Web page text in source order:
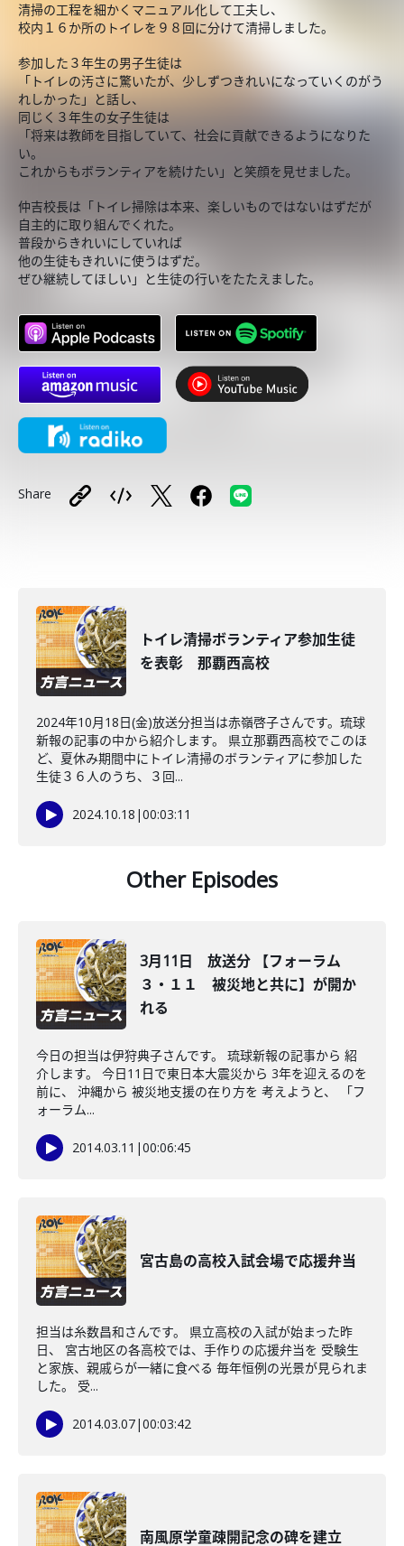
清掃の工程を細かくマニュアル化して工夫し、
校内１６か所のトイレを９８回に分けて清掃しました。
参加した３年生の男子生徒は
「トイレの汚さに驚いたが、少しずつきれいになっていくのがう
れしかった」と話し、
同じく３年生の女子生徒は
「将来は教師を目指していて、社会に貢献できるようになりた
い。
これからもボランティアを続けたい」と笑顔を見せました。
仲吉校長は「トイレ掃除は本来、楽しいものではないはずだが
自主的に取り組んでくれた。
普段からきれいにしていれば
他の生徒もきれいに使うはずだ。
ぜひ継続してほしい」と生徒の行いをたたえました。
Share
トイレ清掃ボランティア参加生徒
を表彰 那覇西高校
2024年10月18日(金)放送分担当は赤嶺啓子さんです。琉球
新報の記事の中から紹介します。 県立那覇西高校でこのほ
ど、夏休み期間中にトイレ清掃のボランティアに参加した
生徒３６人のうち、３回...
2024.10.18 |00:03:11
Other Episodes
3月11日 放送分 【フォーラム
３・１１ 被災地と共に】が開か
れる
今日の担当は伊狩典子さんです。 琉球新報の記事から 紹
介します。 今日11日で東日本大震災から 3年を迎えるのを
前に、 沖縄から 被災地支援の在り方を 考えようと、 「フ
ォーラム...
2014.03.11 |00:06:45
宮古島の高校入試会場で応援弁当
担当は糸数昌和さんです。 県立高校の入試が始まった昨
日、 宮古地区の各高校では、手作りの応援弁当を 受験生
と家族、親戚らが一緒に食べる 毎年恒例の光景が見られま
した。 受...
2014.03.07|00:03:42
南風原学童疎開記念の碑を建立